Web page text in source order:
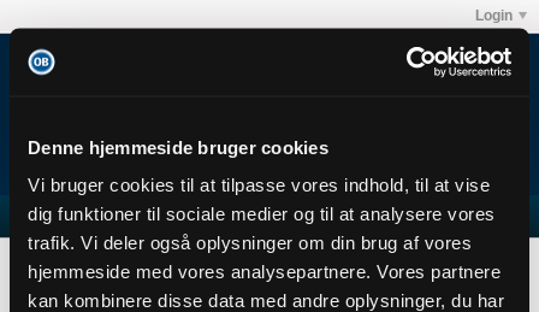
Denne hjemmeside bruger cookies
Vi bruger cookies til at tilpasse vores indhold, til at vise
dig funktioner til sociale medier og til at analysere vores
trafik. Vi deler også oplysninger om din brug af vores
hjemmeside med vores analysepartnere. Vores partnere
kan kombinere disse data med andre oplysninger, du har
Login
Subscribers
Subscription